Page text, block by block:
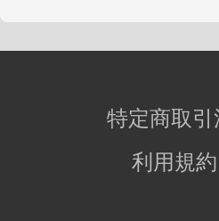
特定商取
利用規約